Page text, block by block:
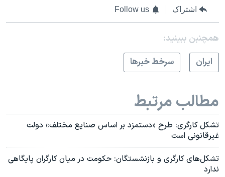
اشتراک Follow us
همچنبن ببینید:
ايران
سرخط خبرها
مطالب مرتبط
تشکل کارگری: طرح «دستمزد بر اساس صنایع مختلف» دولت
غیرقانونی است
تشکل‌های کارگری و بازنشستگان: حکومت در میان کارگران پایگاهی
ندارد